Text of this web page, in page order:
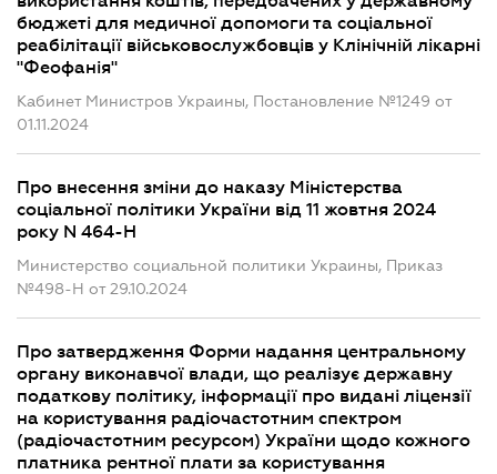
бюджеті для медичної допомоги та соціальної
реабілітації військовослужбовців у Клінічній лікарні
"Феофанія"
Кабинет Министров Украины, Постановление №1249 от
01.11.2024
Про внесення зміни до наказу Міністерства
соціальної політики України від 11 жовтня 2024
року N 464-Н
Министерство социальной политики Украины, Приказ
№498-Н от 29.10.2024
Про затвердження Форми надання центральному
органу виконавчої влади, що реалізує державну
податкову політику, інформації про видані ліцензії
на користування радіочастотним спектром
(радіочастотним ресурсом) України щодо кожного
платника рентної плати за користування